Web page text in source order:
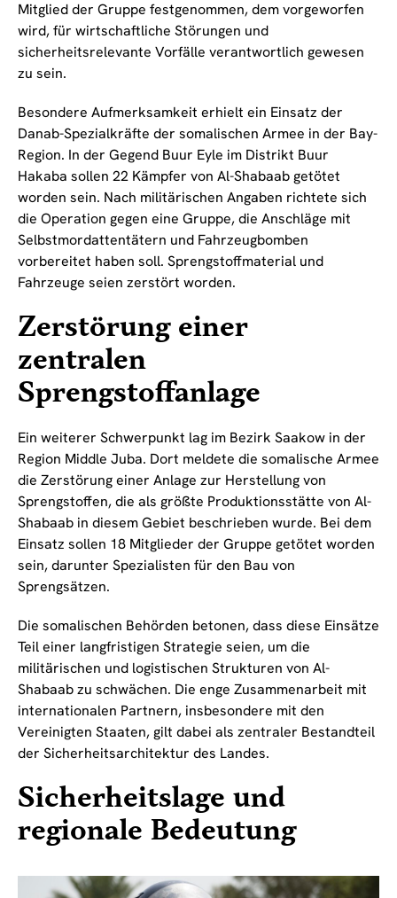
Mitglied der Gruppe festgenommen, dem vorgeworfen
wird, für wirtschaftliche Störungen und
sicherheitsrelevante Vorfälle verantwortlich gewesen
zu sein.
Besondere Aufmerksamkeit erhielt ein Einsatz der
Danab-Spezialkräfte der somalischen Armee in der Bay-
Region. In der Gegend Buur Eyle im Distrikt Buur
Hakaba sollen 22 Kämpfer von Al-Shabaab getötet
worden sein. Nach militärischen Angaben richtete sich
die Operation gegen eine Gruppe, die Anschläge mit
Selbstmordattentätern und Fahrzeugbomben
vorbereitet haben soll. Sprengstoffmaterial und
Fahrzeuge seien zerstört worden.
Zerstörung einer
zentralen
Sprengstoffanlage
Ein weiterer Schwerpunkt lag im Bezirk Saakow in der
Region Middle Juba. Dort meldete die somalische Armee
die Zerstörung einer Anlage zur Herstellung von
Sprengstoffen, die als größte Produktionsstätte von Al-
Shabaab in diesem Gebiet beschrieben wurde. Bei dem
Einsatz sollen 18 Mitglieder der Gruppe getötet worden
sein, darunter Spezialisten für den Bau von
Sprengsätzen.
Die somalischen Behörden betonen, dass diese Einsätze
Teil einer langfristigen Strategie seien, um die
militärischen und logistischen Strukturen von Al-
Shabaab zu schwächen. Die enge Zusammenarbeit mit
internationalen Partnern, insbesondere mit den
Vereinigten Staaten, gilt dabei als zentraler Bestandteil
der Sicherheitsarchitektur des Landes.
Sicherheitslage und
regionale Bedeutung